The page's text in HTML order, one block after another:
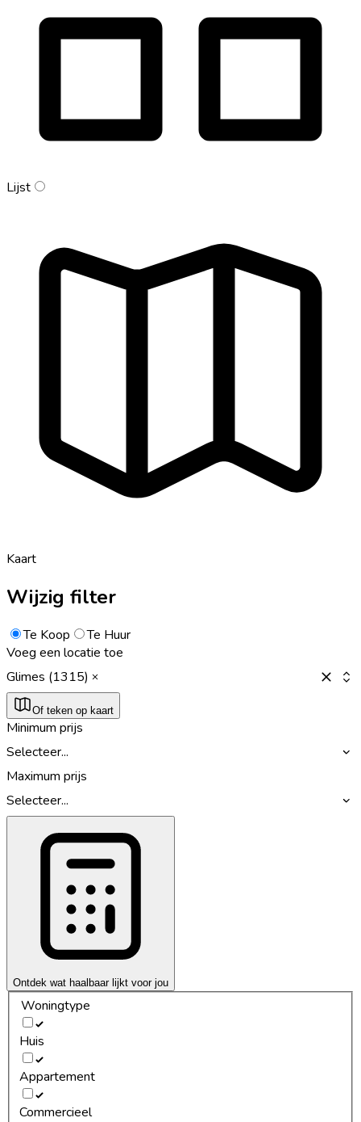
Lijst
Kaart
Wijzig filter
Te Koop
Te Huur
Voeg een locatie toe
Glimes (1315)
Of teken op kaart
Minimum prijs
Selecteer...
Maximum prijs
Selecteer...
Ontdek wat haalbaar lijkt voor jou
Woningtype
Huis
Appartement
Commercieel